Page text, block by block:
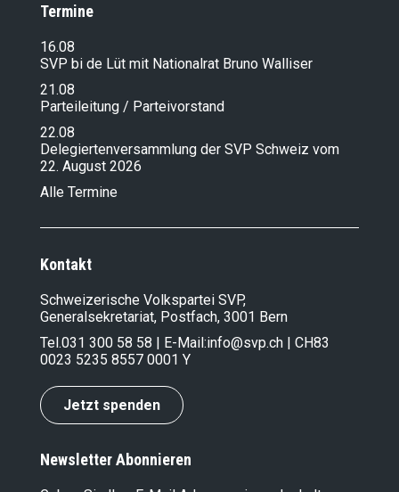
Termine
16.08
SVP bi de Lüt mit Nationalrat Bruno Walliser
21.08
Parteileitung / Parteivorstand
22.08
Delegiertenversammlung der SVP Schweiz vom
22. August 2026
Alle Termine
Kontakt
Schweizerische Volkspartei SVP,
Generalsekretariat, Postfach, 3001 Bern
Tel.031 300 58 58 | E-Mail:info@svp.ch | CH83
0023 5235 8557 0001 Y
Jetzt spenden
Newsletter Abonnieren